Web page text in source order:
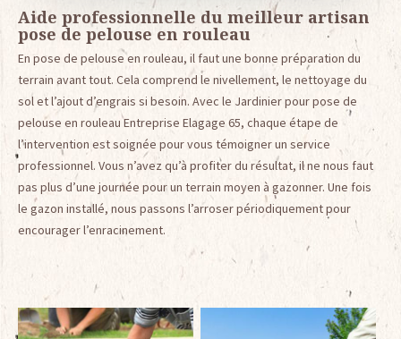
Aide professionnelle du meilleur artisan
pose de pelouse en rouleau
En pose de pelouse en rouleau, il faut une bonne préparation du
terrain avant tout. Cela comprend le nivellement, le nettoyage du
sol et l’ajout d’engrais si besoin. Avec le Jardinier pour pose de
pelouse en rouleau Entreprise Elagage 65, chaque étape de
l’intervention est soignée pour vous témoigner un service
professionnel. Vous n’avez qu’à profiter du résultat, il ne nous faut
pas plus d’une journée pour un terrain moyen à gazonner. Une fois
le gazon installé, nous passons l’arroser périodiquement pour
encourager l’enracinement.